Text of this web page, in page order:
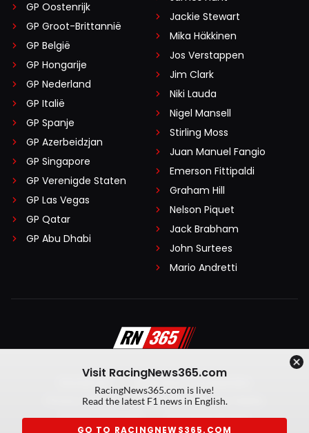
GP Oostenrijk
GP Groot-Brittannië
GP België
GP Hongarije
GP Nederland
GP Italië
GP Spanje
GP Azerbeidzjan
GP Singapore
GP Verenigde Staten
GP Las Vegas
GP Qatar
GP Abu Dhabi
Jackie Stewart
Mika Häkkinen
Jos Verstappen
Jim Clark
Niki Lauda
Nigel Mansell
Stirling Moss
Juan Manuel Fangio
Emerson Fittipaldi
Graham Hill
Nelson Piquet
Jack Brabham
John Surtees
Mario Andretti
Algemene voorwaarden
Privacy Policy
Created by On Your Marks
Privacy manager
Kansspeluitingen
Visit RacingNews365.com
RacingNews365.com is live!
Read the latest F1 news in English.
GO TO RACINGNEWS365.COM